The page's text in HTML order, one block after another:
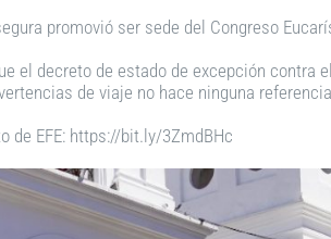
promovió ser sede del Congreso
el decreto de estado de excepción
de viaje no hace ninguna
de EFE: https://bit.ly/3ZmdBHc